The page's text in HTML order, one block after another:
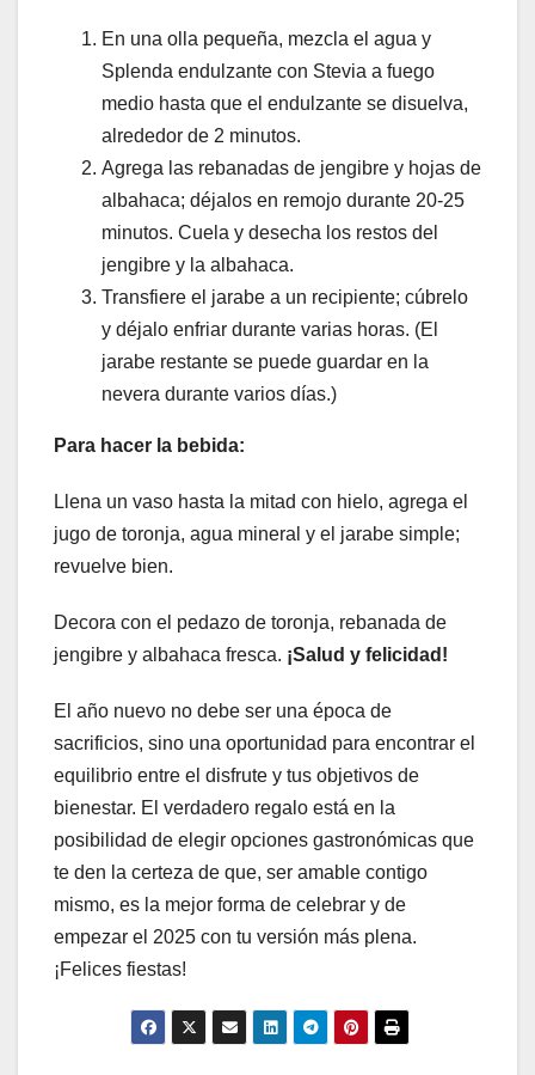
En una olla pequeña, mezcla el agua y
Splenda endulzante con Stevia a fuego
medio hasta que el endulzante se disuelva,
alrededor de 2 minutos.
Agrega las rebanadas de jengibre y hojas de
albahaca; déjalos en remojo durante 20-25
minutos. Cuela y desecha los restos del
jengibre y la albahaca.
Transfiere el jarabe a un recipiente; cúbrelo
y déjalo enfriar durante varias horas. (El
jarabe restante se puede guardar en la
nevera durante varios días.)
Para hacer la bebida:
Llena un vaso hasta la mitad con hielo, agrega el
jugo de toronja, agua mineral y el jarabe simple;
revuelve bien.
Decora con el pedazo de toronja, rebanada de
jengibre y albahaca fresca. ¡Salud y felicidad!
El año nuevo no debe ser una época de
sacrificios, sino una oportunidad para encontrar el
equilibrio entre el disfrute y tus objetivos de
bienestar. El verdadero regalo está en la
posibilidad de elegir opciones gastronómicas que
te den la certeza de que, ser amable contigo
mismo, es la mejor forma de celebrar y de
empezar el 2025 con tu versión más plena.
¡Felices fiestas!